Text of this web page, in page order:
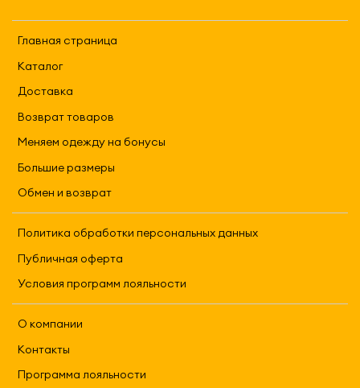
Главная страница
Каталог
Доставка
Возврат товаров
Меняем одежду на бонусы
Большие размеры
Обмен и возврат
Политика обработки персональных данных
Публичная оферта
Условия программ лояльности
О компании
Контакты
Программа лояльности